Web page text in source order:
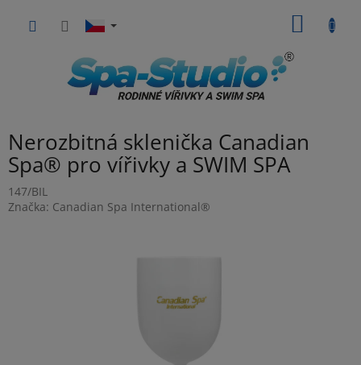
Nerozbitná sklenička Canadian
Spa® pro vířivky a SWIM SPA
147/BIL
Značka: Canadian Spa International®